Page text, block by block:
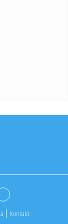
u zid, na nju
stižu u region,
krao za liječenje
imao jasnu
Tobolu odmah
Legendarni Finac
Kontakt